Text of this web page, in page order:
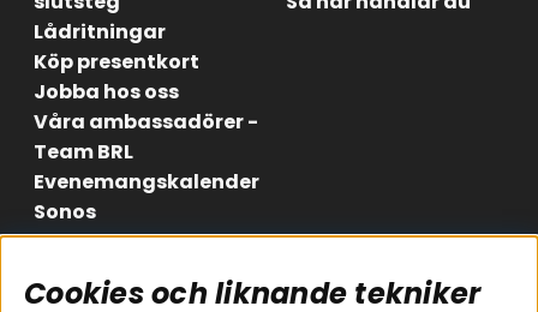
Lådritningar
Köp presentkort
Jobba hos oss
Våra ambassadörer -
Team BRL
Evenemangskalender
Sonos
Områden Följ oss
Cookies och liknande tekniker